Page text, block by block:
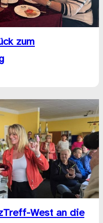
zum
West an die